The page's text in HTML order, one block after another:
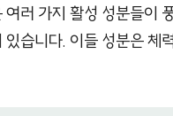
여러 가지 활성 성분들이
있습니다. 이들 성분은 체